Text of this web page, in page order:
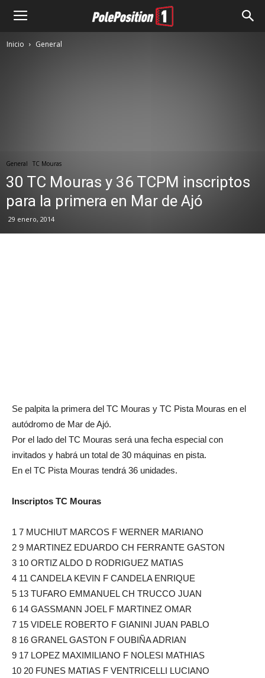
Inicio General
General TC Mouras
30 TC Mouras y 36 TCPM inscriptos
para la primera en Mar de Ajó
29 enero, 2014
Se palpita la primera del TC Mouras y TC Pista Mouras en el
autódromo de Mar de Ajó.
Por el lado del TC Mouras será una fecha especial con
invitados y habrá un total de 30 máquinas en pista.
En el TC Pista Mouras tendrá 36 unidades.
Inscriptos TC Mouras
1 7 MUCHIUT MARCOS F WERNER MARIANO
2 9 MARTINEZ EDUARDO CH FERRANTE GASTON
3 10 ORTIZ ALDO D RODRIGUEZ MATIAS
4 11 CANDELA KEVIN F CANDELA ENRIQUE
5 13 TUFARO EMMANUEL CH TRUCCO JUAN
6 14 GASSMANN JOEL F MARTINEZ OMAR
7 15 VIDELE ROBERTO F GIANINI JUAN PABLO
8 16 GRANEL GASTON F OUBIÑA ADRIAN
9 17 LOPEZ MAXIMILIANO F NOLESI MATHIAS
10 20 FUNES MATIAS F VENTRICELLI LUCIANO